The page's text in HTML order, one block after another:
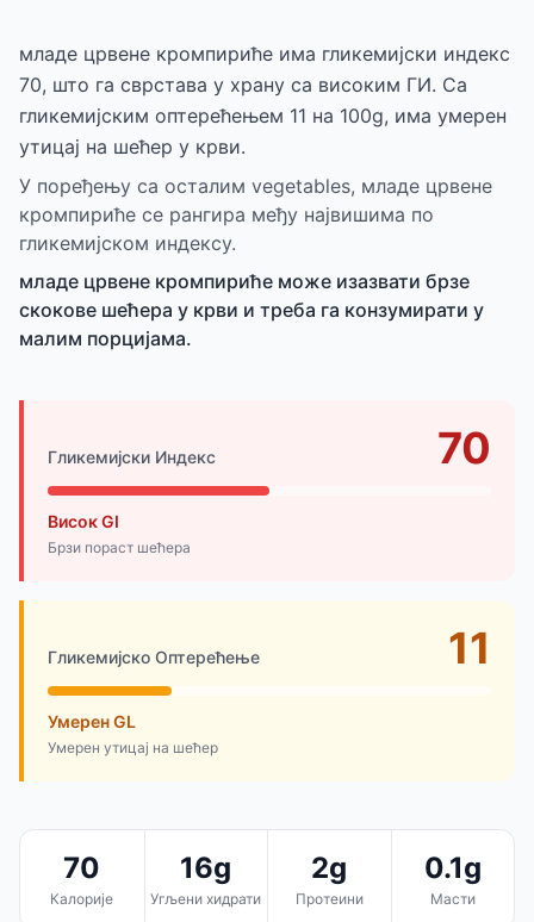
младе црвене кромпириће има гликемијски индекс
70, што га сврстава у храну са високим ГИ. Са
гликемијским оптерећењем 11 на 100g, има умерен
утицај на шећер у крви.
У поређењу са осталим vegetables, младе црвене
кромпириће се рангира међу највишима по
гликемијском индексу.
младе црвене кромпириће може изазвати брзе
скокове шећера у крви и треба га конзумирати у
малим порцијама.
Гликемијски Индекс 70
Висок GI
Брзи пораст шећера
Гликемијско Оптерећење 11
Умерен GL
Умерен утицај на шећер
70
Калорије
16g
Угљени хидрати
2g
Протеини
0.1g
Масти